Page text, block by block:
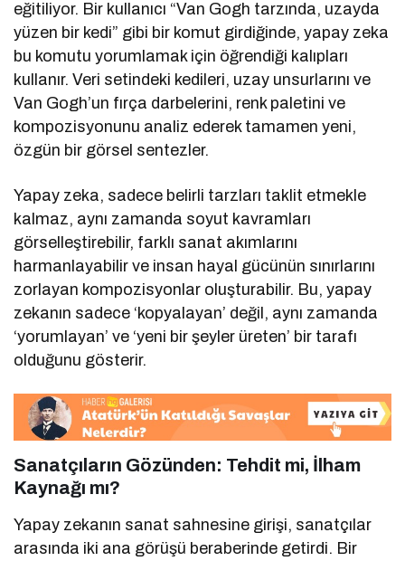
eğitiliyor. Bir kullanıcı “Van Gogh tarzında, uzayda
yüzen bir kedi” gibi bir komut girdiğinde, yapay zeka
bu komutu yorumlamak için öğrendiği kalıpları
kullanır. Veri setindeki kedileri, uzay unsurlarını ve
Van Gogh’un fırça darbelerini, renk paletini ve
kompozisyonunu analiz ederek tamamen yeni,
özgün bir görsel sentezler.
Yapay zeka, sadece belirli tarzları taklit etmekle
kalmaz, aynı zamanda soyut kavramları
görselleştirebilir, farklı sanat akımlarını
harmanlayabilir ve insan hayal gücünün sınırlarını
zorlayan kompozisyonlar oluşturabilir. Bu, yapay
zekanın sadece ‘kopyalayan’ değil, aynı zamanda
‘yorumlayan’ ve ‘yeni bir şeyler üreten’ bir tarafı
olduğunu gösterir.
Sanatçıların Gözünden: Tehdit mi, İlham
Kaynağı mı?
Yapay zekanın sanat sahnesine girişi, sanatçılar
arasında iki ana görüşü beraberinde getirdi. Bir